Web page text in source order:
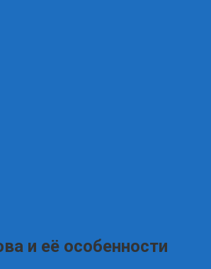
и её особенности